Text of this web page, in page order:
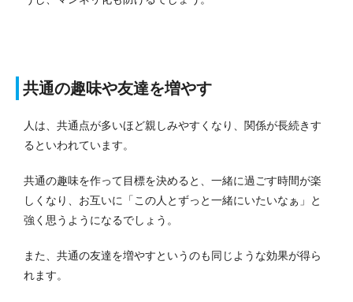
共通の趣味や友達を増やす
人は、共通点が多いほど親しみやすくなり、関係が長続きす
るといわれています。
共通の趣味を作って目標を決めると、一緒に過ごす時間が楽
しくなり、お互いに「この人とずっと一緒にいたいなぁ」と
強く思うようになるでしょう。
また、共通の友達を増やすというのも同じような効果が得ら
れます。